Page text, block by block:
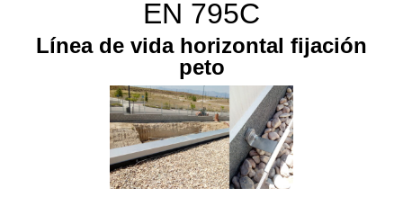
EN 795C
Línea de vida horizontal fijación
peto